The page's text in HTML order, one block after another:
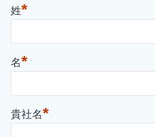
姓*
名*
貴社名*